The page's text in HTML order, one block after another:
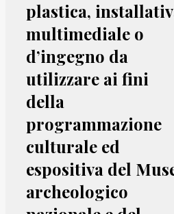
plastica,
multimediale o
d’ingegno da
utilizzare ai fini
della
programmazione
culturale ed
espositiva del
archeologico